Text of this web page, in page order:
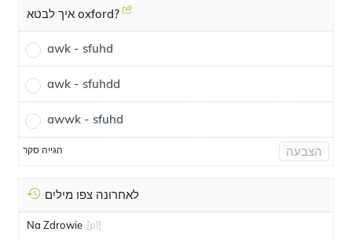
איך לבטא oxford?
awk - sfuhd
awk - sfuhdd
awwk - sfuhd
הגייה סקר הצבעה
לאחרונה צפו מילים
Na Zdrowie [pl]